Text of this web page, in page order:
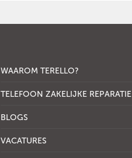
WAAROM TERELLO?
TELEFOON ZAKELIJKE REPARATIE
BLOGS
VACATURES